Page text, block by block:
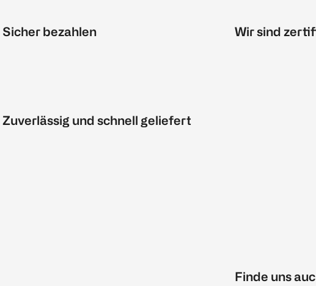
Sicher bezahlen
Zuverlässig und schnell geliefert
Wir sind
Finde uns